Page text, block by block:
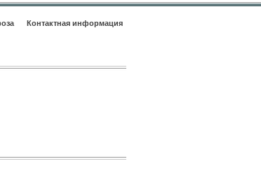
Контактная информация